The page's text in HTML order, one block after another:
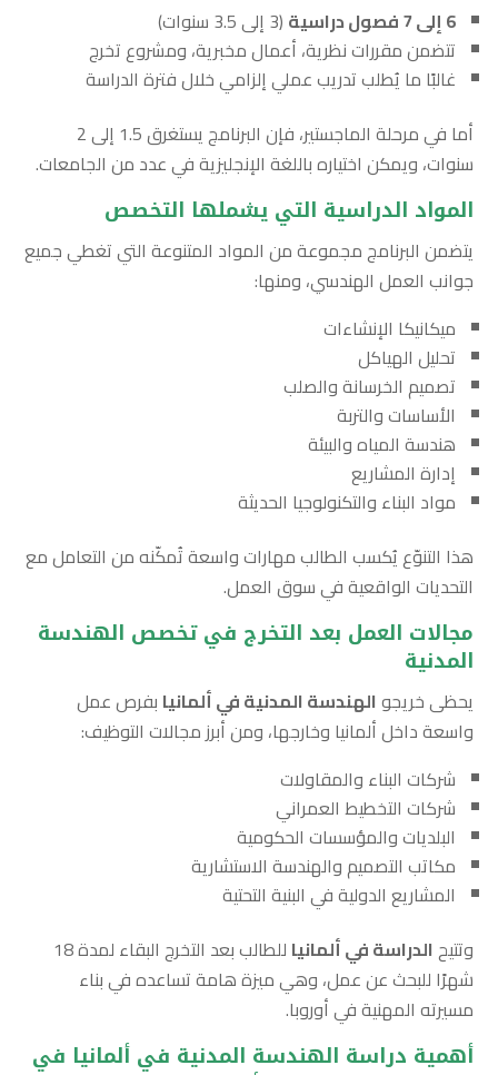
6 إلى 7 فصول دراسية
(3 إلى 3.5 سنوات)
تتضمن مقررات نظرية، أعمال مخبرية، ومشروع تخرج
غالبًا ما يُطلب تدريب عملي إلزامي خلال فترة الدراسة
أما في مرحلة الماجستير، فإن البرنامج يستغرق 1.5 إلى 2
سنوات، ويمكن اختياره باللغة الإنجليزية في عدد من الجامعات.
المواد الدراسية التي يشملها التخصص
يتضمن البرنامج مجموعة من المواد المتنوعة التي تغطي جميع
جوانب العمل الهندسي، ومنها:
ميكانيكا الإنشاءات
تحليل الهياكل
تصميم الخرسانة والصلب
الأساسات والتربة
هندسة المياه والبيئة
إدارة المشاريع
مواد البناء والتكنولوجيا الحديثة
هذا التنوّع يُكسب الطالب مهارات واسعة تُمكّنه من التعامل مع
التحديات الواقعية في سوق العمل.
مجالات العمل بعد التخرج في تخصص الهندسة
المدنية
يحظى خريجو الهندسة المدنية في ألمانيا بفرص عمل
واسعة داخل ألمانيا وخارجها، ومن أبرز مجالات التوظيف:
شركات البناء والمقاولات
شركات التخطيط العمراني
البلديات والمؤسسات الحكومية
مكاتب التصميم والهندسة الاستشارية
المشاريع الدولية في البنية التحتية
وتتيح الدراسة في ألمانيا
للطالب بعد التخرج البقاء لمدة 18
شهرًا للبحث عن عمل، وهي ميزة هامة تساعده في بناء
مسيرته المهنية في أوروبا.
أهمية دراسة الهندسة المدنية في ألمانيا في